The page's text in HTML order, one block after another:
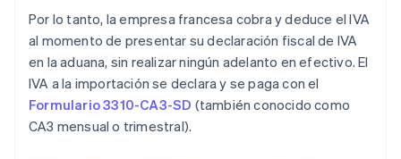
Por lo tanto, la empresa francesa cobra y deduce el IVA
al momento de presentar su declaración fiscal de IVA
en la aduana, sin realizar ningún adelanto en efectivo. El
IVA a la importación se declara y se paga con el
Formulario 3310-CA3-SD (también conocido como
CA3 mensual o trimestral).